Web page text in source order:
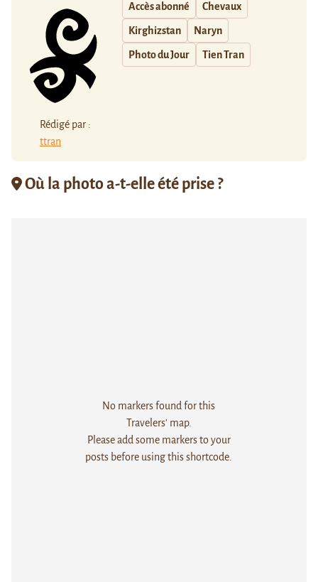
Rédigé par :
ttran
Accès abonné Chevaux
Kirghizstan Naryn
Photo du Jour Tien Tran
Où la photo a-t-elle été prise ?
No markers found for this
Travelers' map.
Please add some markers to your
posts before using this shortcode.